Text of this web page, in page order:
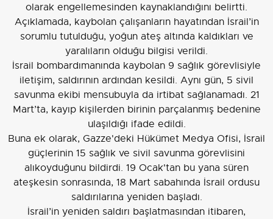
olarak engellemesinden kaynaklandığını belirtti.
Açıklamada, kaybolan çalışanların hayatından İsrail’in
sorumlu tutulduğu, yoğun ateş altında kaldıkları ve
yaralıların olduğu bilgisi verildi.
İsrail bombardımanında kaybolan 9 sağlık görevlisiyle
iletişim, saldırının ardından kesildi. Aynı gün, 5 sivil
savunma ekibi mensubuyla da irtibat sağlanamadı. 21
Mart’ta, kayıp kişilerden birinin parçalanmış bedenine
ulaşıldığı ifade edildi.
Buna ek olarak, Gazze'deki Hükümet Medya Ofisi, İsrail
güçlerinin 15 sağlık ve sivil savunma görevlisini
alıkoyduğunu bildirdi. 19 Ocak'tan bu yana süren
ateşkesin sonrasında, 18 Mart sabahında İsrail ordusu
saldırılarına yeniden başladı.
İsrail’in yeniden saldırı başlatmasından itibaren,